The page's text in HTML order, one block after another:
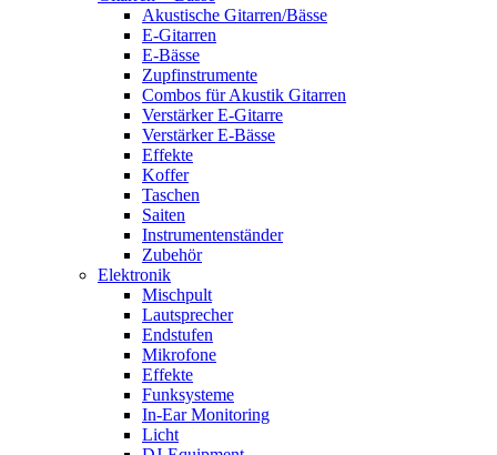
Akustische Gitarren/Bässe
E-Gitarren
E-Bässe
Zupfinstrumente
Combos für Akustik Gitarren
Verstärker E-Gitarre
Verstärker E-Bässe
Effekte
Koffer
Taschen
Saiten
Instrumentenständer
Zubehör
Elektronik
Mischpult
Lautsprecher
Endstufen
Mikrofone
Effekte
Funksysteme
In-Ear Monitoring
Licht